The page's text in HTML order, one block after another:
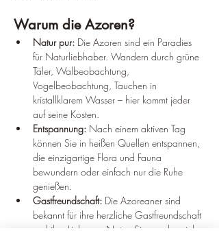
Warum die Azoren?
Natur pur: Die Azoren sind ein Paradies
für Naturliebhaber. Wandern durch grüne
Täler, Walbeobachtung,
Vogelbeobachtung, Tauchen in
kristallklarem Wasser – hier kommt jeder
auf seine Kosten.
Entspannung: Nach einem aktiven Tag
können Sie in heißen Quellen entspannen,
die einzigartige Flora und Fauna
bewundern oder einfach nur die Ruhe
genießen.
Gastfreundschaft: Die Azoreaner sind
bekannt für ihre herzliche Gastfreundschaft